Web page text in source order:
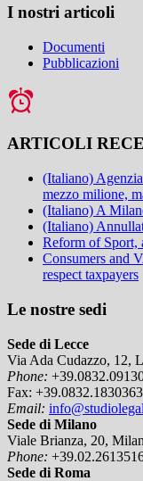
I nostri articoli
Documenti
Pubblicazioni
ARTICOLI
(Italiano)
mezzo milione,
(Italiano) A
(Italiano)
Reform of Sport,
Consumers and
respect taxpayers
Le nostre sedi
Sede di Lecce
Via Ada Cudazzo, 12,
Phone:
Fax: +39.0832.1830363
Email:
Sede di Milano
Viale Brianza, 20,
Phone:
Sede di Roma